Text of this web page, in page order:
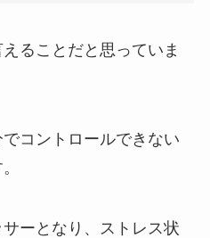
ることだと思っていま
コントロールできない
ーとなり、ストレス状